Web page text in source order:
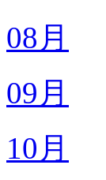
08月
09月
10月